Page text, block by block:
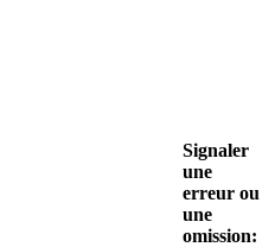
Signaler
une
erreur ou
une
omission: